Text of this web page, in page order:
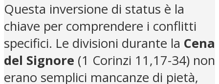
Questa inversione di status è la
chiave per comprendere i conflitti
specifici. Le divisioni durante la Cena
del Signore (1 Corinzi 11,17-34) non
erano semplici mancanze di pietà,